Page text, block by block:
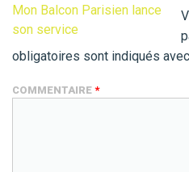
Mon Balcon Parisien lance
son service
obligatoires sont indiqués avec
COMMENTAIRE *